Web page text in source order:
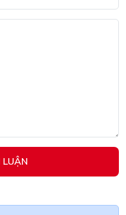
LUẬN